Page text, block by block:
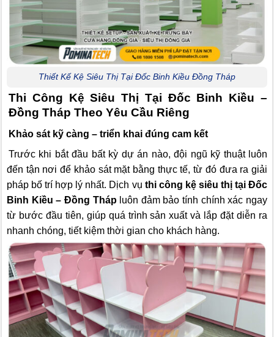
Thiết Kế Kệ Siêu Thị Tại Đốc Binh Kiều Đồng Tháp
Thi Công Kệ Siêu Thị Tại Đốc Binh Kiều –
Đồng Tháp Theo Yêu Cầu Riêng
Khảo sát kỹ càng – triển khai đúng cam kết
Trước khi bắt đầu bất kỳ dự án nào, đội ngũ kỹ thuật luôn
đến tận nơi để khảo sát mặt bằng thực tế, từ đó đưa ra giải
pháp bố trí hợp lý nhất. Dịch vụ thi công kệ siêu thị tại Đốc
Binh Kiều – Đồng Thápluôn đảm bảo tính chính xác ngay
từ bước đầu tiên, giúp quá trình sản xuất và lắp đặt diễn ra
nhanh chóng, tiết kiệm thời gian cho khách hàng.